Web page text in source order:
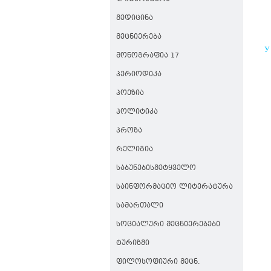
ᲛᲔᲓᲘᲪᲘᲜᲐ
ᲛᲔᲪᲜᲘᲔᲠᲔᲑᲐ
ᲛᲝᲜᲝᲒᲠᲐᲤᲘᲐ 17
ᲞᲔᲠᲘᲝᲓᲘᲙᲐ
ᲞᲝᲔᲖᲘᲐ
ᲞᲝᲚᲘᲢᲘᲙᲐ
ᲞᲠᲝᲖᲐ
ᲠᲔᲚᲘᲒᲘᲐ
ᲡᲐᲑᲣᲜᲔᲑᲘᲡᲛᲔᲢᲧᲕᲔᲚᲝ
ᲡᲐᲘᲜᲤᲝᲠᲛᲐᲪᲘᲝ ᲚᲘᲢᲔᲠᲐᲢᲣᲠᲐ
ᲡᲐᲛᲐᲠᲗᲐᲚᲘ
ᲡᲝᲪᲘᲐᲚᲣᲠᲘ ᲛᲔᲪᲜᲘᲔᲠᲔᲑᲔᲑᲘ
ᲢᲣᲠᲘᲖᲛᲘ
ᲤᲘᲚᲝᲡᲝᲤᲘᲣᲠᲘ ᲛᲔᲪᲜ.
У